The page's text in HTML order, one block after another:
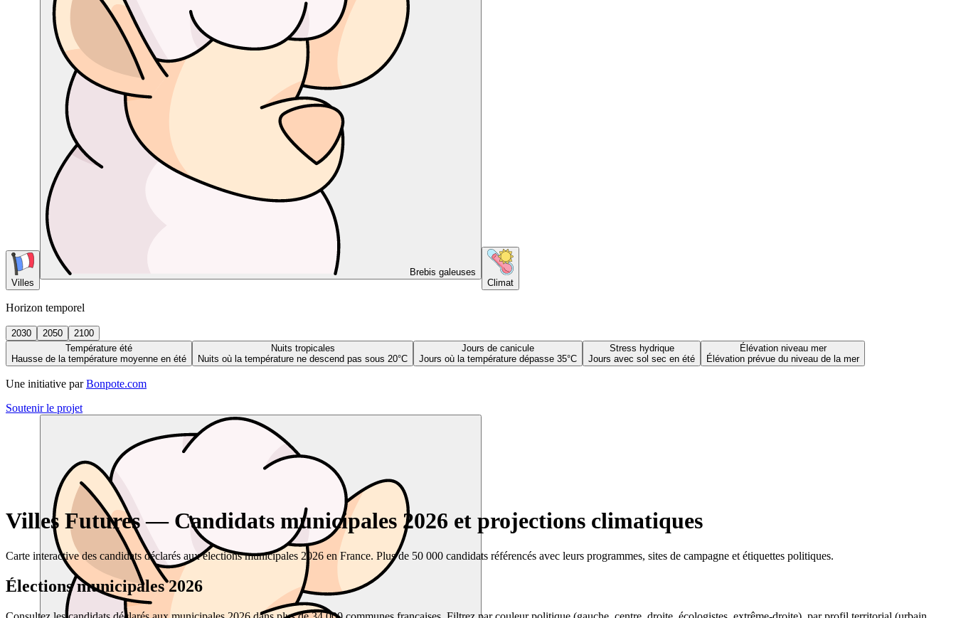
Villes
Brebis galeuses
Climat
Horizon temporel
2030 2050
2100
Température été
Hausse de la température moyenne en été
Nuits tropicales
Nuits où la température ne descend pas sous 20°C
Jours de canicule
Jours où la température dépasse 35°C
Stress hydrique
Jours avec sol sec en été
Élévation niveau mer
Élévation prévue du niveau de la mer
Une initiative par Bonpote.com
Soutenir le projet
Villes Futures — Candidats municipales 2026 et projections climatiques
Carte interactive des candidats déclarés aux élections municipales 2026 en France. Plus de 50 000 candidats référencés avec leurs programmes, sites de campagne et étiquettes politiques.
Élections municipales 2026